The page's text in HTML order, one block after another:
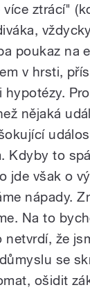
více ztrácí"
poukaz na
v hrsti,
hypotézy.
nějaká
Kdyby to
jde však o
nápady.
Na to
netvrdí, že
se
ošidit